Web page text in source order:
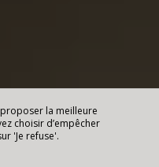
la meilleure
choisir d’empêcher
'Je refuse'.